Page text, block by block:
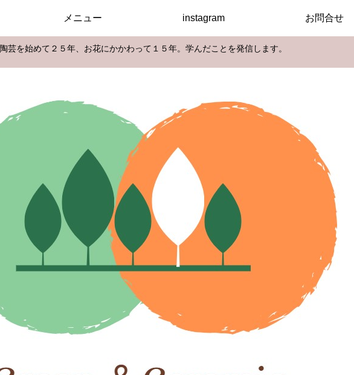
陶芸を始めて２５年、お花にかかわって１５年。学んだことを発信します。
メニュー instagram お問合せ